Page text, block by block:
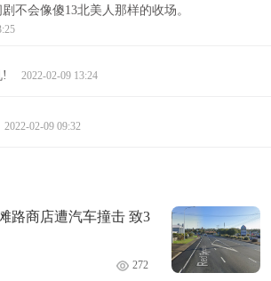
不会像傻13北美人那样的收场。
!
2022-02-09 13:24
2022-02-09 09:32
路商店遭汽车撞击 致3
272